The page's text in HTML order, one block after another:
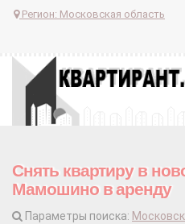
Регион: Московская область
Снять квартиру в
Мамошино в аренду
Параметры поиска: